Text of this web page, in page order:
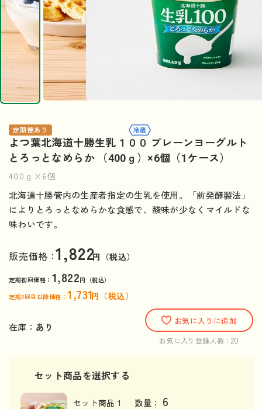
定期便あり
よつ葉北海道十勝生乳１００ プレーンヨーグルト
とろっとなめらか （400ｇ）×6個（1ケース）
400ｇ×6個
北海道十勝管内の生産者指定の生乳を使用。「前発酵製法」
によりとろっとなめらかな食感で、酸味が少なくマイルドな
味わいです。
販売価格：1,822円（税込）
定期初回価格： 1,822円（税込）
定期2回目以降価格： 1,731円（税込）
在庫： あり
お気に入りに追加
お気に入り登録人数：20
セット商品を選択する
セット商品 1 数量： 6